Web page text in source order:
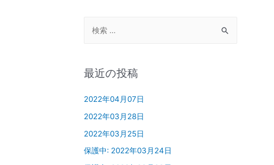
最近の投稿
2022年04月07日
2022年03月28日
2022年03月25日
保護中: 2022年03月24日